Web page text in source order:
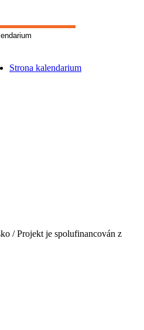
Strona kalendarium
/ Projekt je spolufinancován z